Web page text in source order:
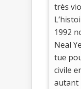
très
1992
Neal
tue
civile
autant